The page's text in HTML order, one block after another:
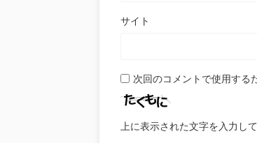
サイト
次回のコメントで使用する
上に表示された文字を入力し